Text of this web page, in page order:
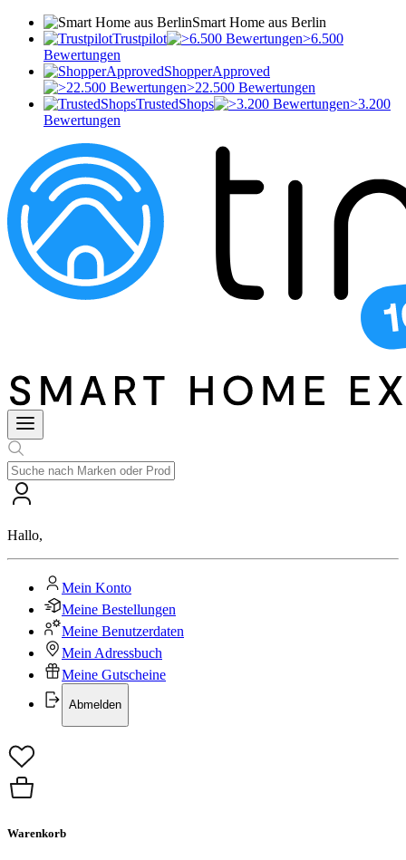
Smart Home aus Berlin
Trustpilot
>6.500
Bewertungen
ShopperApproved
>22.500 Bewertungen
TrustedShops
>3.200
Bewertungen
Hallo,
Mein Konto
Meine Bestellungen
Meine Benutzerdaten
Mein Adressbuch
Meine Gutscheine
Abmelden
Warenkorb